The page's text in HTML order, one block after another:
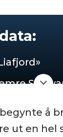
Ship
å
ut en hel